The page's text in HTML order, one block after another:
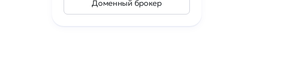
Доменный брокер